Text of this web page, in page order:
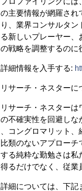
の主要情報が網羅され
り、業界コンサルタ
る新しいプレーヤー
の戦略を調整するのに
詳細情報を入手する:
リサーチ・ネスターに
リサーチ・ネスター
の不確実性を回避しな
、コングロマリット
比類のないアプロー
する純粋な勤勉さは私
得るだけでなく、従業
詳細については、下記